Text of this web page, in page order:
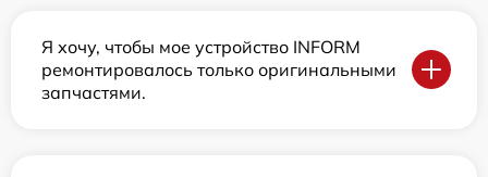
Я хочу, чтобы мое устройство INFORM
ремонтировалось только оригинальными
запчастями.